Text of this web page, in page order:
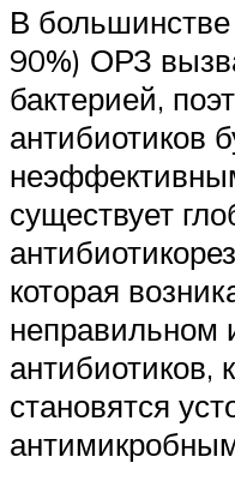
В
90%) ОРЗ
бактерией,
антибиотиков
существует
которая
неправильном
антибиотиков,
становятся